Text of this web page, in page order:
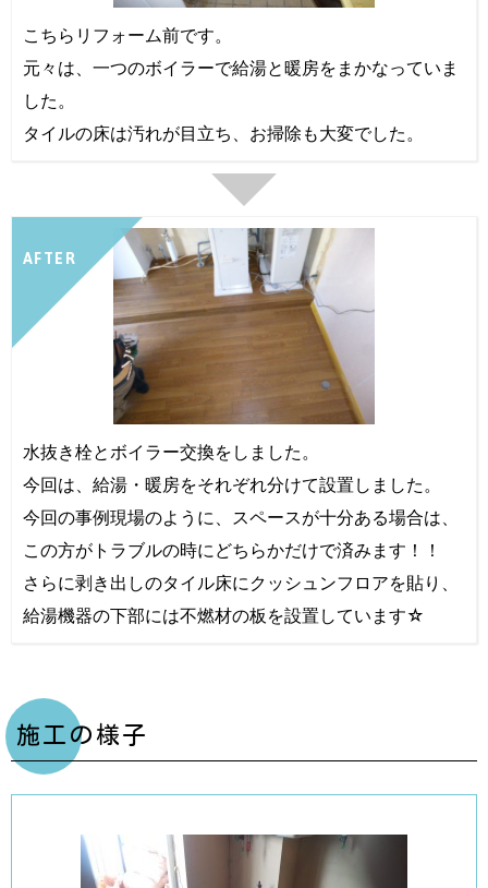
こちらリフォーム前です。
元々は、一つのボイラーで給湯と暖房をまかなっていま
した。
タイルの床は汚れが目立ち、お掃除も大変でした。
AFTER
水抜き栓とボイラー交換をしました。
今回は、給湯・暖房をそれぞれ分けて設置しました。
今回の事例現場のように、スペースが十分ある場合は、
この方がトラブルの時にどちらかだけで済みます！！
さらに剥き出しのタイル床にクッシュンフロアを貼り、
給湯機器の下部には不燃材の板を設置しています☆
施工の様子